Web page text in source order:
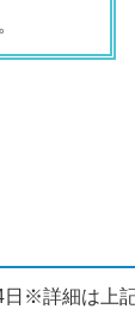
※詳細は上